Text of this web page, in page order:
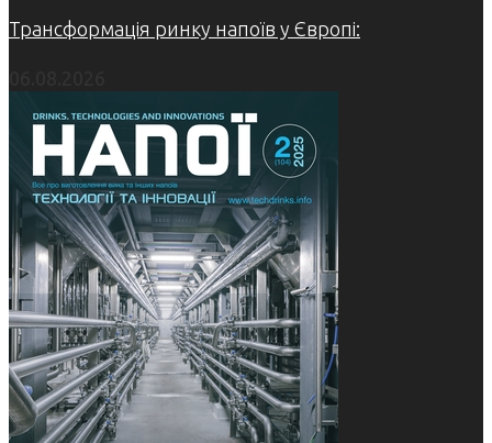
Трансформація ринку напоїв у Європі: